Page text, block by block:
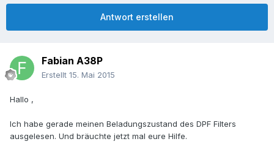
Antwort erstellen
Fabian A38P
Erstellt 15. Mai 2015
Hallo ,
Ich habe gerade meinen Beladungszustand des DPF Filters
ausgelesen. Und bräuchte jetzt mal eure Hilfe.